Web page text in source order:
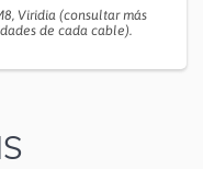
Viridia (consultar más
de cada cable).